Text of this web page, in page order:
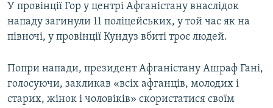
У провінції Гор у центрі Афганістану внаслідок
нападу загинули 11 поліцейських, у той час як на
півночі, у провінції Кундуз вбиті троє людей.
Попри напади, президент Афганістану Ашраф Гані,
голосуючи, закликав «всіх афганців, молодих і
старих, жінок і чоловіків» скористатися своїм